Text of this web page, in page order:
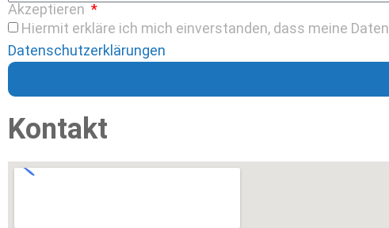
Akzeptieren
Hiermit erkläre ich mich einverstanden, dass meine
Datenschutzerklärungen
Kontakt